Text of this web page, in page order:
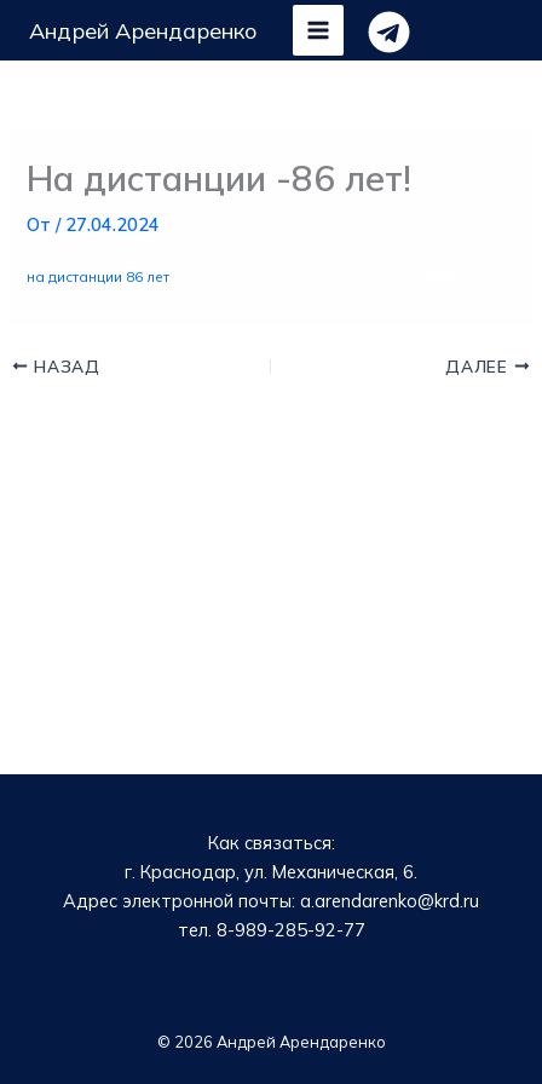
Андрей Арендаренко
На дистанции -86 лет!
От/ 27.04.2024
на дистанции 86 лет
НАЗАД ДАЛЕЕ
Как связаться:
г. Краснодар, ул. Механическая, 6.
Адрес электронной почты: a.arendarenko@krd.ru
тел. 8-989-285-92-77
© 2026 Андрей Арендаренко